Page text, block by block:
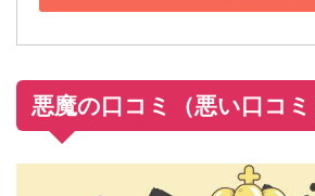
悪魔の口コミ（悪い口コ